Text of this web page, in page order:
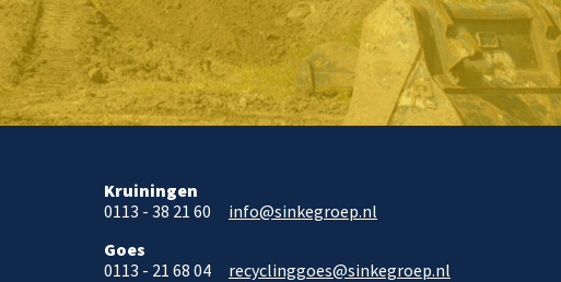
Kruiningen
0113 - 38 21 60
info@sinkegroep.nl
Goes
0113 - 21 68 04
recyclinggoes@sinkegroep.nl